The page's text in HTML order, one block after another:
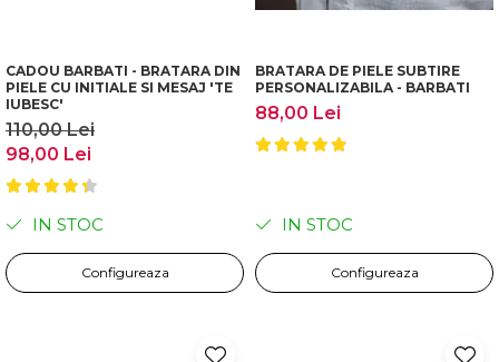
CADOU BARBATI - BRATARA DIN
PIELE CU INITIALE SI MESAJ 'TE
IUBESC'
110,00 Lei
98,00 Lei
IN STOC
Configureaza
BRATARA DE PIELE SUBTIRE
PERSONALIZABILA - BARBATI
88,00 Lei
IN STOC
Configureaza